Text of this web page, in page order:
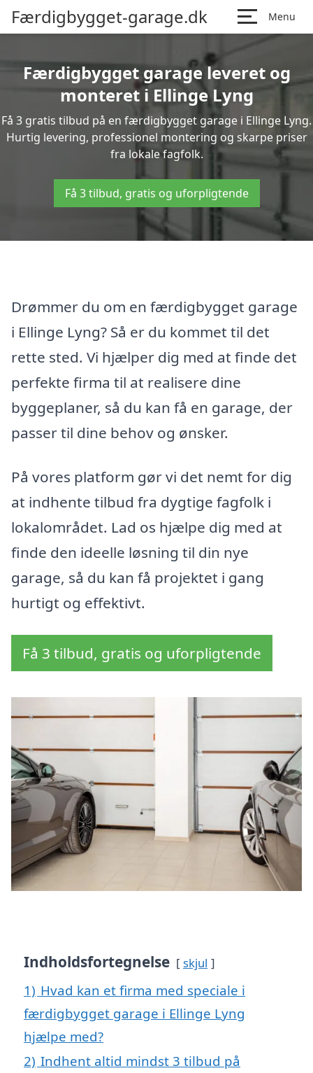
Færdigbygget-garage.dk Menu
Færdigbygget garage leveret og
monteret i Ellinge Lyng
Få 3 gratis tilbud på en færdigbygget garage i Ellinge Lyng.
Hurtig levering, professionel montering og skarpe priser
fra lokale fagfolk.
Få 3 tilbud, gratis og uforpligtende
Drømmer du om en færdigbygget garage
i Ellinge Lyng? Så er du kommet til det
rette sted. Vi hjælper dig med at finde det
perfekte firma til at realisere dine
byggeplaner, så du kan få en garage, der
passer til dine behov og ønsker.
På vores platform gør vi det nemt for dig
at indhente tilbud fra dygtige fagfolk i
lokalområdet. Lad os hjælpe dig med at
finde den ideelle løsning til din nye
garage, så du kan få projektet i gang
hurtigt og effektivt.
Få 3 tilbud, gratis og uforpligtende
Indholdsfortegnelse skjul
1) Hvad kan et firma med speciale i
færdigbygget garage i Ellinge Lyng
hjælpe med?
2) Indhent altid mindst 3 tilbud på